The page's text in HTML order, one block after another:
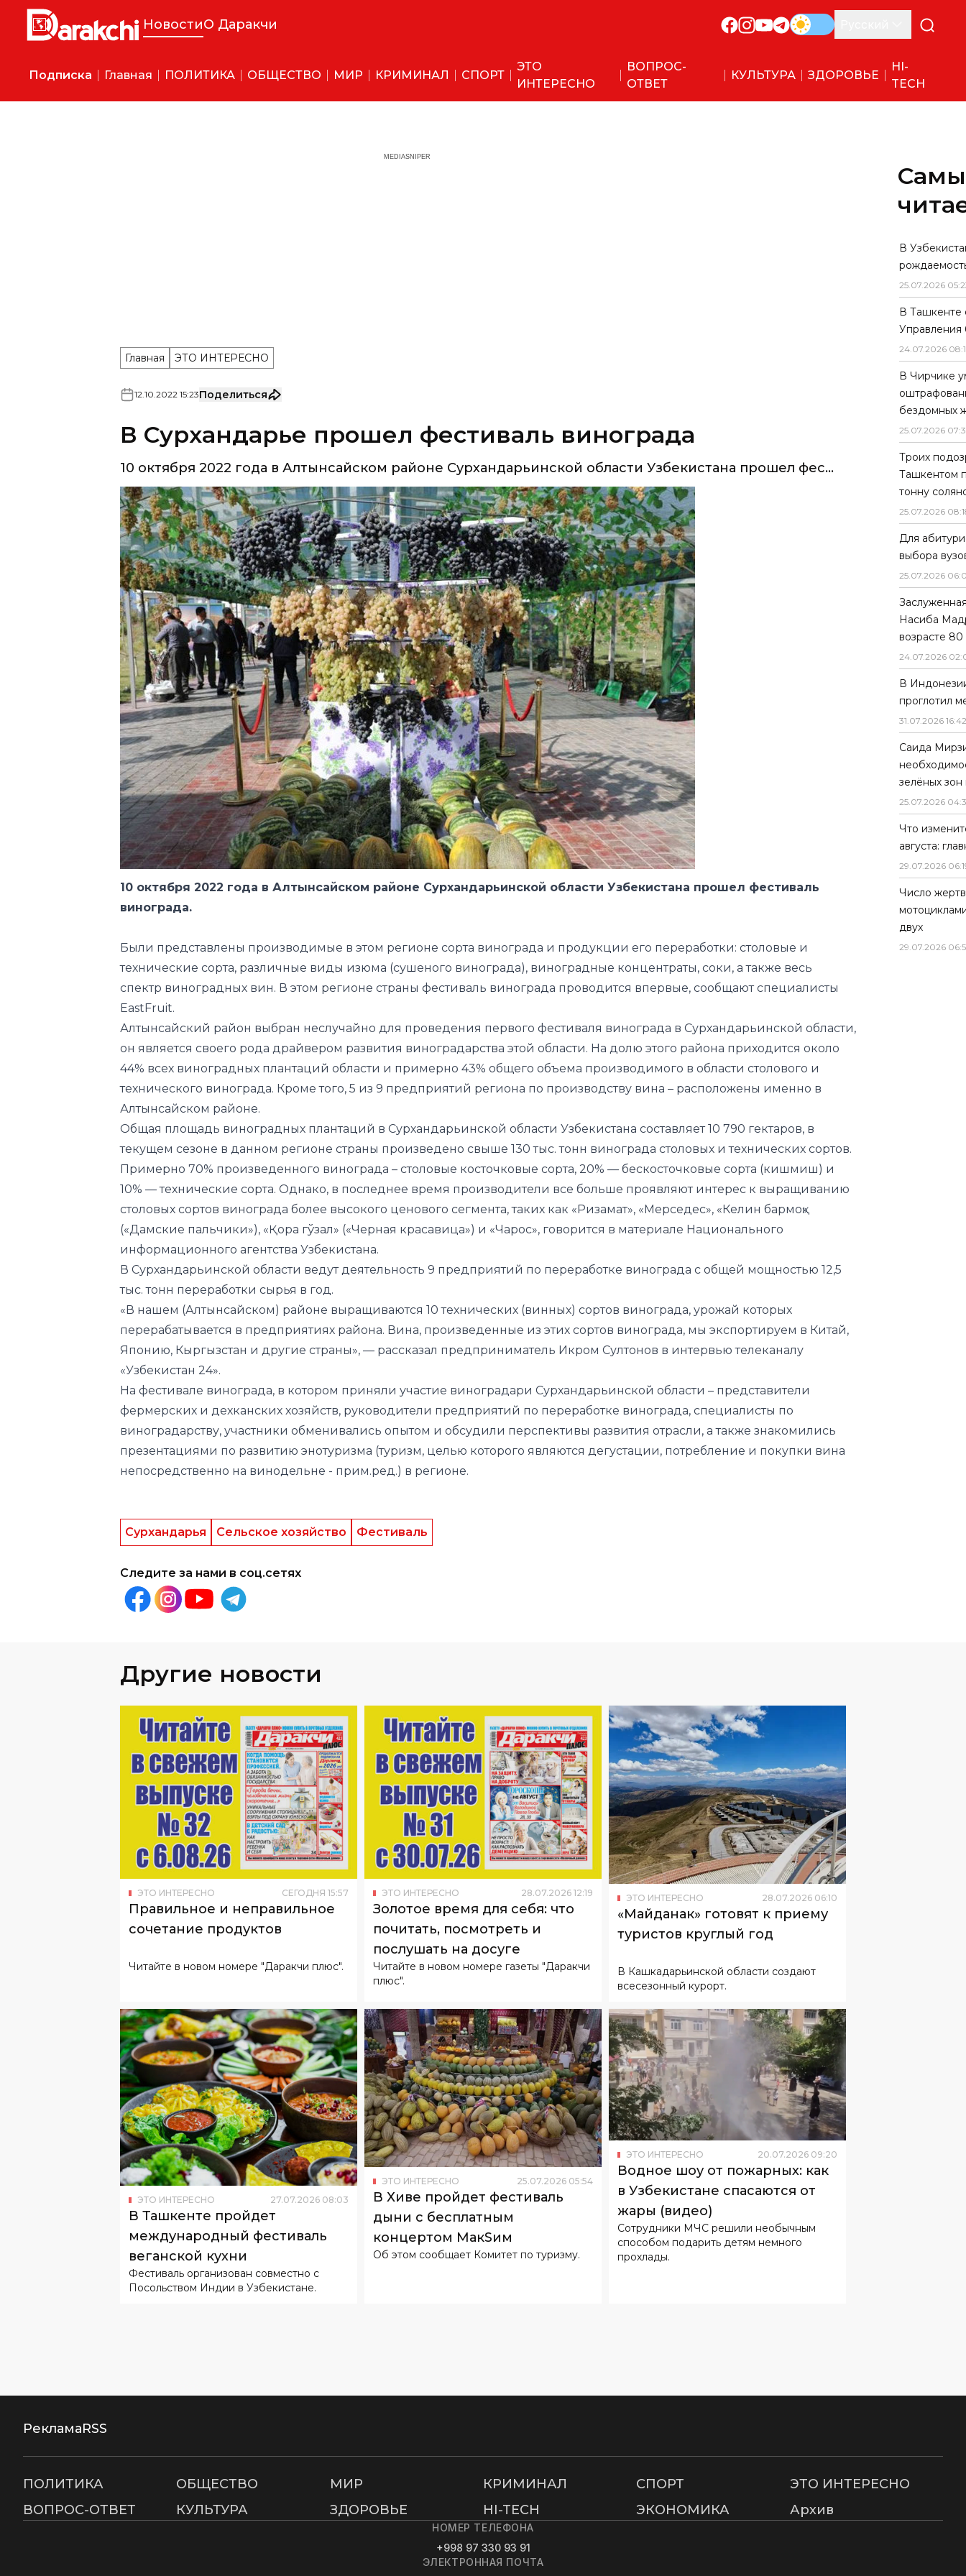
НовостиО Даракчи
Подписка Главная ПОЛИТИКА ОБЩЕСТВО МИР КРИМИНАЛ СПОРТ
ЭТО
ИНТЕРЕСНО
ВОПРОС-
ОТВЕТ
КУЛЬТУРА ЗДОРОВЬЕ
HI-
TECH
MEDIASNIPER
Главная ЭТО ИНТЕРЕСНО
12.10.2022 15:23Поделиться
В Сурхандарье прошел фестиваль винограда
10 октября 2022 года в Алтынсайском районе Сурхандарьинской области Узбекистана прошел фес...
10 октября 2022 года в Алтынсайском районе Сурхандарьинской области Узбекистана прошел фестиваль
винограда.
Были представлены производимые в этом регионе сорта винограда и продукции его переработки: столовые и
технические сорта, различные виды изюма (сушеного винограда), виноградные концентраты, соки, а также весь
спектр виноградных вин. В этом регионе страны фестиваль винограда проводится впервые, сообщают специалисты
EastFruit.
Алтынсайский район выбран неслучайно для проведения первого фестиваля винограда в Сурхандарьинской области,
он является своего рода драйвером развития виноградарства этой области. На долю этого района приходится около
44% всех виноградных плантаций области и примерно 43% общего объема производимого в области столового и
технического винограда. Кроме того, 5 из 9 предприятий региона по производству вина – расположены именно в
Алтынсайском районе.
Общая площадь виноградных плантаций в Сурхандарьинской области Узбекистана составляет 10 790 гектаров, в
текущем сезоне в данном регионе страны произведено свыше 130 тыс. тонн винограда столовых и технических сортов.
Примерно 70% произведенного винограда – столовые косточковые сорта, 20% — бескосточковые сорта (кишмиш) и
10% — технические сорта. Однако, в последнее время производители все больше проявляют интерес к выращиванию
столовых сортов винограда более высокого ценового сегмента, таких как «Ризамат», «Мерседес», «Келин бармоқ»
(«Дамские пальчики»), «Қора гўзал» («Черная красавица») и «Чарос», говорится в материале Национального
информационного агентства Узбекистана.
В Сурхандарьинской области ведут деятельность 9 предприятий по переработке винограда с общей мощностью 12,5
тыс. тонн переработки сырья в год.
«В нашем (Алтынсайском) районе выращиваются 10 технических (винных) сортов винограда, урожай которых
перерабатывается в предприятиях района. Вина, произведенные из этих сортов винограда, мы экспортируем в Китай,
Японию, Кыргызстан и другие страны», — рассказал предприниматель Икром Султонов в интервью телеканалу
«Узбекистан 24».
На фестивале винограда, в котором приняли участие виноградари Сурхандарьинской области – представители
фермерских и дехканских хозяйств, руководители предприятий по переработке винограда, специалисты по
виноградарству, участники обменивались опытом и обсудили перспективы развития отрасли, а также знакомились
презентациями по развитию энотуризма (туризм, целью которого являются дегустации, потребление и покупки вина
непосредственно на винодельне - прим.ред.) в регионе.
Сурхандарья Сельское хозяйство Фестиваль
Следите за нами в соц.сетях
В
25.07.2026 05:
В Ташкенте
Управления
24.07.2026 08:
В Чирчике
бездомных
25.07.2026 07:
Троих
Ташкентом
тонну
25.07.2026 08:
Для
выбора
25.07.2026 06:
Насиба
возрасте 80
24.07.2026 02:
В
проглотил
31.07.2026 16:42
Саида
зелёных
25.07.2026 04:
Что
августа:
29.07.2026 06:
Число
двух
29.07.2026 06:
Другие новости
ЭТО ИНТЕРЕСНО СЕГОДНЯ 15:57
Правильное и неправильное
сочетание продуктов
Читайте в новом номере "Даракчи плюс".
ЭТО ИНТЕРЕСНО 28.07.2026 12:19
Золотое время для себя: что
почитать, посмотреть и
послушать на досуге
Читайте в новом номере газеты "Даракчи
плюс".
ЭТО ИНТЕРЕСНО 28.07.2026 06:10
«Майданак» готовят к приему
туристов круглый год
В Кашкадарьинской области создают
всесезонный курорт.
ЭТО ИНТЕРЕСНО 27.07.2026 08:03
В Ташкенте пройдет
международный фестиваль
веганской кухни
Фестиваль организован совместно с
Посольством Индии в Узбекистане.
ЭТО ИНТЕРЕСНО 25.07.2026 05:54
В Хиве пройдет фестиваль
дыни с бесплатным
концертом МакSим
Об этом сообщает Комитет по туризму.
ЭТО ИНТЕРЕСНО 20.07.2026 09:20
Водное шоу от пожарных: как
в Узбекистане спасаются от
жары (видео)
Сотрудники МЧС решили необычным
способом подарить детям немного
прохлады.
РекламаRSS
ПОЛИТИКА ОБЩЕСТВО МИР КРИМИНАЛ СПОРТ
ЭТО ИНТЕРЕСНО
ВОПРОС-ОТВЕТ
КУЛЬТУРА ЗДОРОВЬЕ HI-TECH ЭКОНОМИКА Архив
НОМЕР ТЕЛЕФОНА
+998 97 330 93 91
ЭЛЕКТРОННАЯ ПОЧТА